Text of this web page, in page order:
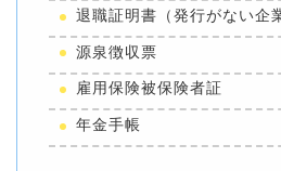
退職証明書（発行がない企
源泉徴収票
雇用保険被保険者証
年金手帳